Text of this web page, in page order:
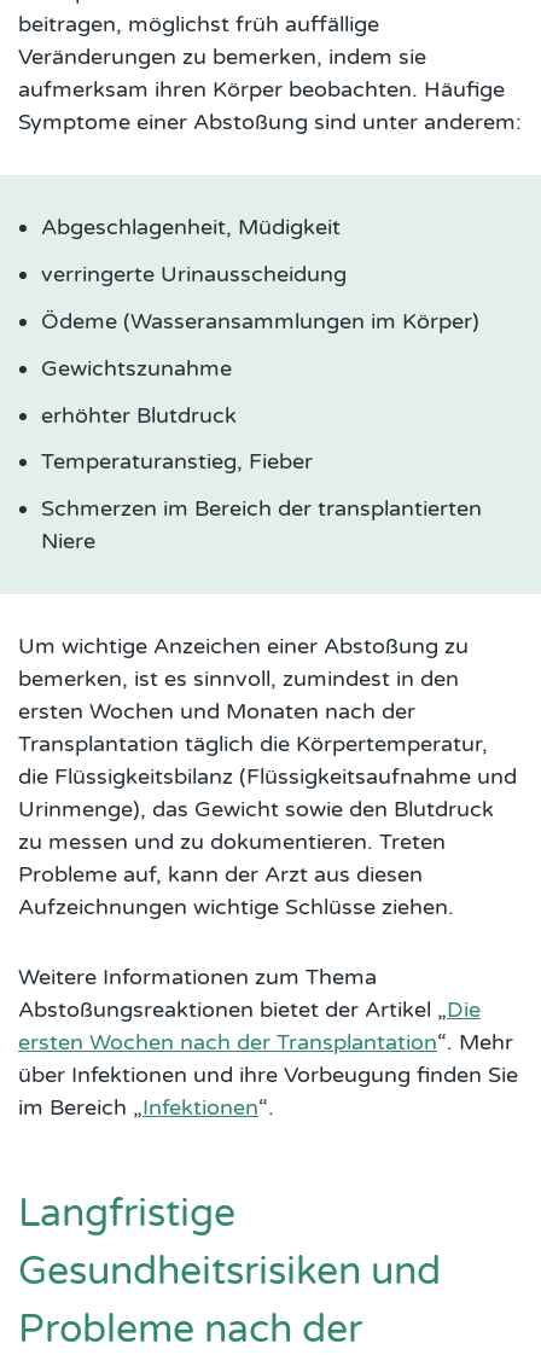
beitragen, möglichst früh auffällige
Veränderungen zu bemerken, indem sie
aufmerksam ihren Körper beobachten. Häufige
Symptome einer Abstoßung sind unter anderem:
Abgeschlagenheit, Müdigkeit
verringerte Urinausscheidung
Ödeme (Wasseransammlungen im Körper)
Gewichtszunahme
erhöhter Blutdruck
Temperaturanstieg, Fieber
Schmerzen im Bereich der transplantierten
Niere
Um wichtige Anzeichen einer Abstoßung zu
bemerken, ist es sinnvoll, zumindest in den
ersten Wochen und Monaten nach der
Transplantation täglich die Körpertemperatur,
die Flüssigkeitsbilanz (Flüssigkeitsaufnahme und
Urinmenge), das Gewicht sowie den Blutdruck
zu messen und zu dokumentieren. Treten
Probleme auf, kann der Arzt aus diesen
Aufzeichnungen wichtige Schlüsse ziehen.
Weitere Informationen zum Thema
Abstoßungsreaktionen bietet der Artikel „Die
ersten Wochen nach der Transplantation“. Mehr
über Infektionen und ihre Vorbeugung finden Sie
im Bereich „Infektionen“.
Langfristige
Gesundheitsrisiken und
Probleme nach der